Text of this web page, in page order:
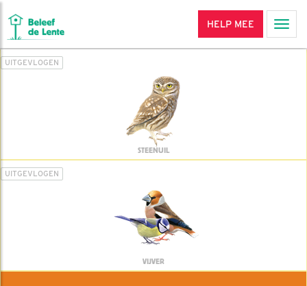
HELP MEE
UITGEVLOGEN
STEENUIL
UITGEVLOGEN
VIJVER